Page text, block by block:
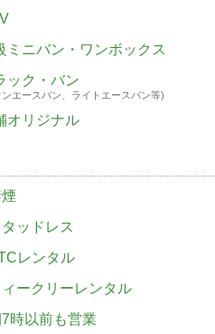
ミニバン・ワンボックス
ック・バン
エースバン、ライトエースバン等)
オリジナル
ッドレス
レンタル
ークリーレンタル
時以前も営業